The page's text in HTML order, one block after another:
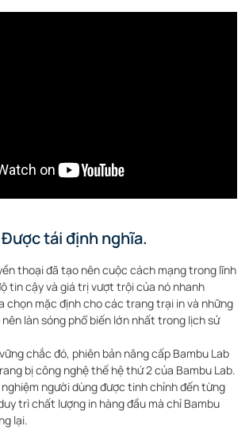
tái định nghĩa.
thoại đã tạo nên cuộc cách mạng trong lĩnh
tin cậy và giá trị vượt trội của nó nhanh
chọn mặc định cho các trang trại in và những
làn sóng phổ biến lớn nhất trong lịch sử
chắc đó, phiên bản nâng cấp Bambu Lab
bị công nghệ thế hệ thứ 2 của Bambu Lab.
người dùng được tinh chỉnh đến từng
trì chất lượng in hàng đầu mà chỉ Bambu
lại.